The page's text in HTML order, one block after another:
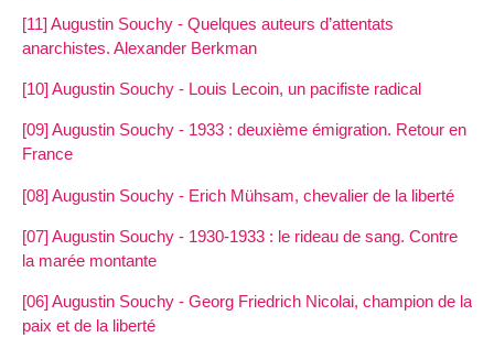
[11] Augustin Souchy - Quelques auteurs d’attentats
anarchistes. Alexander Berkman
[10] Augustin Souchy - Louis Lecoin, un pacifiste radical
[09] Augustin Souchy - 1933 : deuxième émigration. Retour en
France
[08] Augustin Souchy - Erich Mühsam, chevalier de la liberté
[07] Augustin Souchy - 1930-1933 : le rideau de sang. Contre
la marée montante
[06] Augustin Souchy - Georg Friedrich Nicolai, champion de la
paix et de la liberté